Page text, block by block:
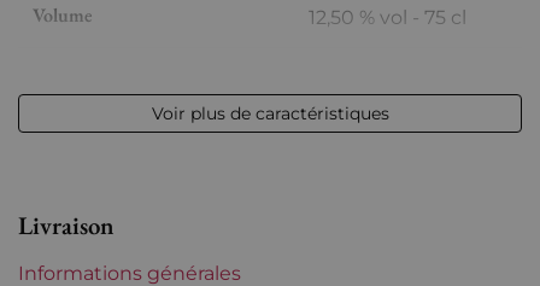
Volume 12,50 % vol - 75 cl
Niveau Parfait
Voir plus de caractéristiques
Livraison
Informations générales